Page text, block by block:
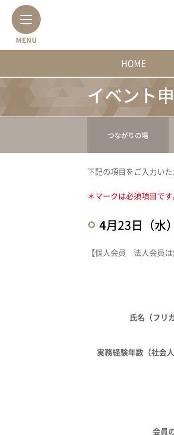
HOME
イベント
つながりの場
下記の項目をご入力い
＊マークは必須項目です
4月23日（水
【個人会員 法人会員
氏名（フリ
実務経験年数（社会
会員